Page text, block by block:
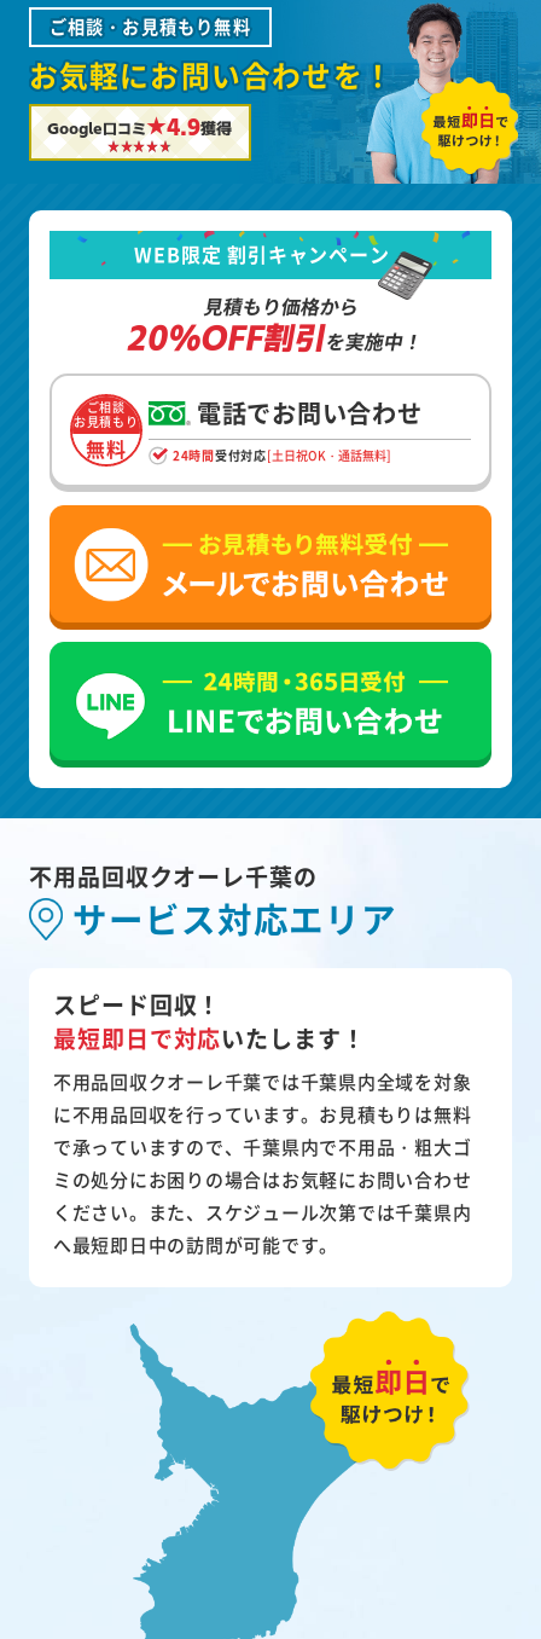
ご相談・お見積もり無料
お気軽にお問い合わせを！
Google口コミ★4.9獲得
WEB限定 割引キャンペーン
見積もり価格から
20%OFF割引を実施中！
ご相談
お見積もり
無料
電話でお問い合わせ
24時間受付対応[土日祝OK・通話無料]
不用品回収クオーレ千葉の
サービス対応エリア
スピード回収！
最短即日で対応いたします！
不用品回収クオーレ千葉では千葉県内全域を対象
に不用品回収を行っています。お見積もりは無料
で承っていますので、千葉県内で不用品・粗大ゴ
ミの処分にお困りの場合はお気軽にお問い合わせ
ください。また、スケジュール次第では千葉県内
へ最短即日中の訪問が可能です。